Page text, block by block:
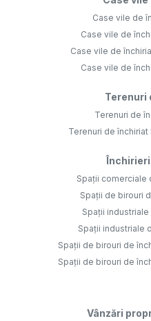
Case vile de
Case vile de
Case vile de
Case vile de
Terenuri
Terenuri de
Terenuri de închiriat
Spații comerciale
Spații de birouri
Spații
Spații industriale
Spații de birouri de
Spații de birouri de
Vânzări